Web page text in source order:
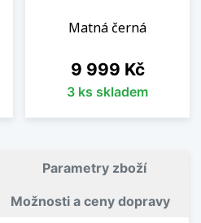
Matná černá
Cena
9 999 Kč
3 ks skladem
Parametry zboží
Možnosti a ceny dopravy